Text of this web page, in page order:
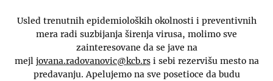
Usled trenutnih epidemioloških okolnosti i preventivnih
mera radi suzbijanja širenja virusa, molimo sve
zainteresovane da se jave na
mejl jovana.radovanovic@kcb.rsi sebi rezervišu mesto na
predavanju. Apelujemo na sve posetioce da budu